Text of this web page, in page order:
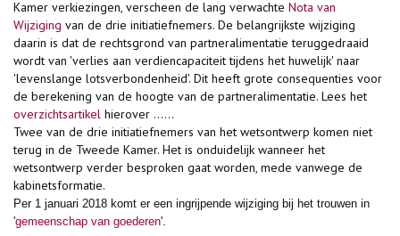
Kamer verkiezingen, verscheen de lang verwachte Nota van
Wijziging van de drie initiatiefnemers. De belangrijkste wijziging
daarin is dat de rechtsgrond van partneralimentatie teruggedraaid
wordt van 'verlies aan verdiencapaciteit tijdens het huwelijk' naar
'levenslange lotsverbondenheid'. Dit heeft grote consequenties voor
de berekening van de hoogte van de partneralimentatie. Lees het
overzichtsartikel hierover ......
Twee van de drie initiatiefnemers van het wetsontwerp komen niet
terug in de Tweede Kamer. Het is onduidelijk wanneer het
wetsontwerp verder besproken gaat worden, mede vanwege de
kabinetsformatie.
Per 1 januari 2018 komt er een ingrijpende wijziging bij het trouwen in
'gemeenschap van goederen'.